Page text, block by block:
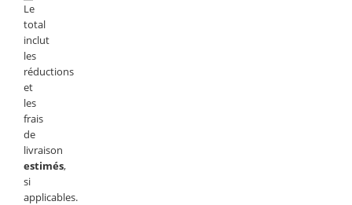
Le
total
inclut
les
réductions
et
les
frais
de
livraison
estimés,
si
applicables.